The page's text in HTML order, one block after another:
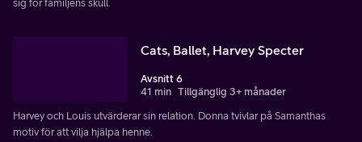
sig för familjens skull.
Cats, Ballet, Harvey Specter
Avsnitt 6
41 min Tillgänglig 3+ månader
Harvey och Louis utvärderar sin relation. Donna tvivlar på Samanthas
motiv för att vilja hjälpa henne.